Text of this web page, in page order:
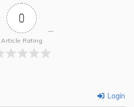
0
Article Rating
Login